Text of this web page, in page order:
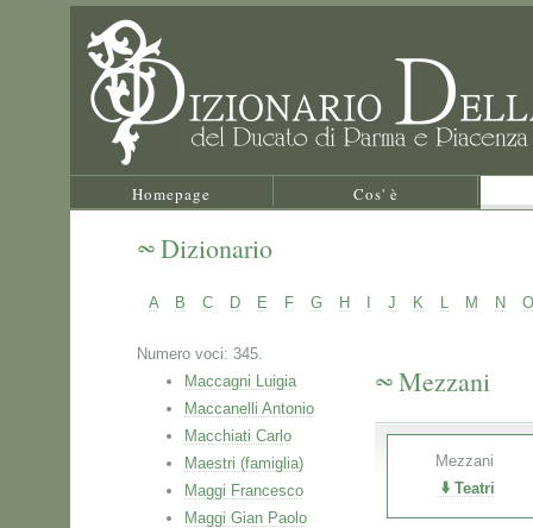
Homepage Cos' è
Dizionario
A B C D E F G H J K L M N O
Numero voci: 345.
Maccagni Luigia
Maccanelli Antonio
Macchiati Carlo
Maestri (famiglia)
Maggi Francesco
Maggi Gian Paolo
Mezzani
Mezzani
Teatri